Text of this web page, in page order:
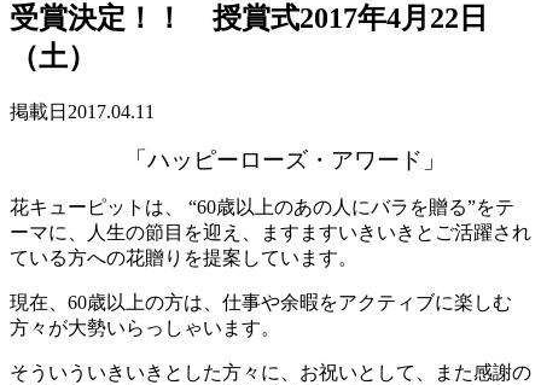
受賞決定！！ 授賞式2017年4月22日
（土）
掲載日 2017.04.11
「ハッピーローズ・アワード」
花キューピットは、 “60歳以上のあの人にバラを贈る”をテ
ーマに、人生の節目を迎え、ますますいきいきとご活躍され
ている方への花贈りを提案しています。
現在、60歳以上の方は、仕事や余暇をアクティブに楽しむ
方々が大勢いらっしゃいます。
そういういきいきとした方々に、お祝いとして、また感謝の